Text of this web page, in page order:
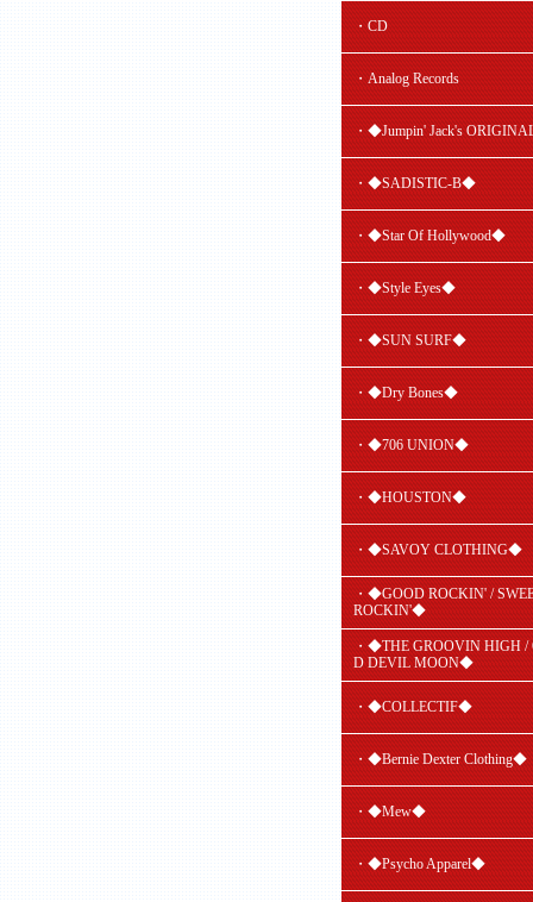
・CD
・Analog Records
・◆Jumpin' Jack's
・◆SADISTIC-B◆
・◆Star Of Hollywood◆
・◆Style Eyes◆
・◆SUN SURF◆
・◆Dry Bones◆
・◆706 UNION◆
・◆HOUSTON◆
・◆SAVOY CLOTHING◆
・◆GOOD ROCKIN' /
ROCKIN'◆
・◆THE GROOVIN HIGH /
D DEVIL MOON◆
・◆COLLECTIF◆
・◆Bernie Dexter Clothing◆
・◆Mew◆
・◆Psycho Apparel◆